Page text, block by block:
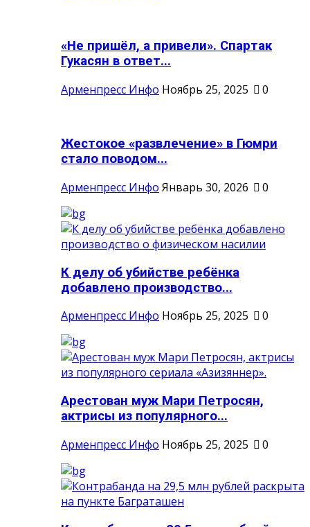
«Не пришёл, а привели». Спартак
Гукасян в ответ...
Арменпресс Инфо Ноябрь 25, 2025 0
Жестокое «развлечение» в Гюмри
стало поводом...
Арменпресс Инфо Январь 30, 2026 0
К делу об убийстве ребёнка
добавлено производство...
Арменпресс Инфо Ноябрь 25, 2025 0
Арестован муж Мари Петросян,
актрисы из популярного...
Арменпресс Инфо Ноябрь 25, 2025 0